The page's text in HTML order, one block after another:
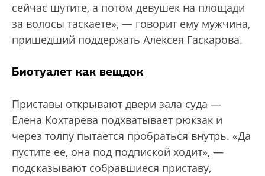
сейчас шутите, а потом девушек на площади
за волосы таскаете», — говорит ему мужчина,
пришедший поддержать Алексея Гаскарова.
Биотуалет как вещдок
Приставы открывают двери зала суда —
Елена Кохтарева подхватывает рюкзак и
через толпу пытается пробраться внутрь. «Да
пустите ее, она под подпиской ходит», —
подсказывают собравшиеся приставу,